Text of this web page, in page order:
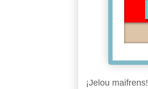
¡Jelou maifrens!